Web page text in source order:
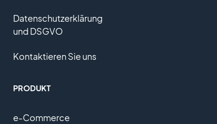
Datenschutzerklärung
und DSGVO
Kontaktieren Sie uns
PRODUKT
e-Commerce